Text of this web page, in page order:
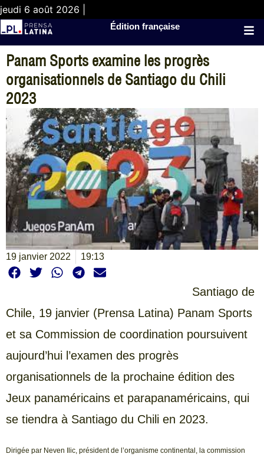
jeudi 6 août 2026 |
Édition française
Panam Sports examine les progrès
organisationnels de Santiago du Chili
2023
19 janvier 2022 19:13
Santiago de
Chile, 19 janvier (Prensa Latina) Panam Sports
et sa Commission de coordination poursuivent
aujourd’hui l’examen des progrès
organisationnels de la prochaine édition des
Jeux panaméricains et parapanaméricains, qui
se tiendra à Santiago du Chili en 2023.
Dirigée par Neven Ilic, président de l’organisme continental, la commission